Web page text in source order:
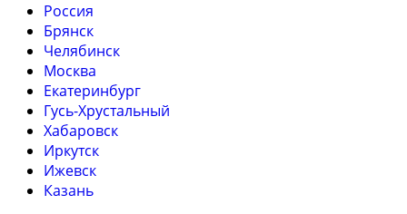
Россия
Брянск
Челябинск
Москва
Екатеринбург
Гусь-Хрустальный
Хабаровск
Иркутск
Ижевск
Казань